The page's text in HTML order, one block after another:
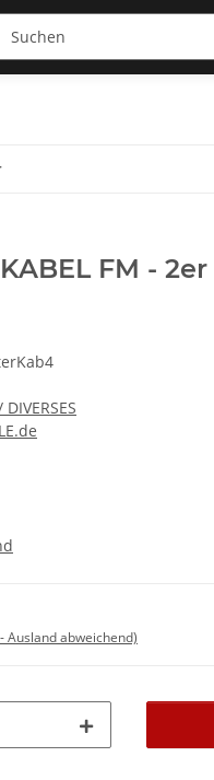
FM -
Ausland abweichend)